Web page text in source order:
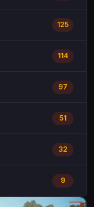
125
114
97
51
32
9